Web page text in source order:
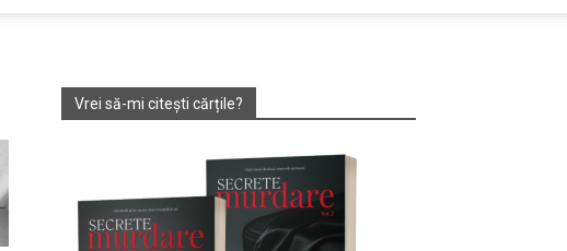
Vrei să-mi citești cărțile?